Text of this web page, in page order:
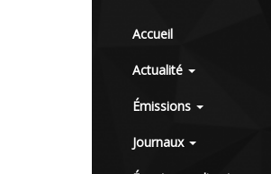
Accueil
Actualité
Émissions
Journaux